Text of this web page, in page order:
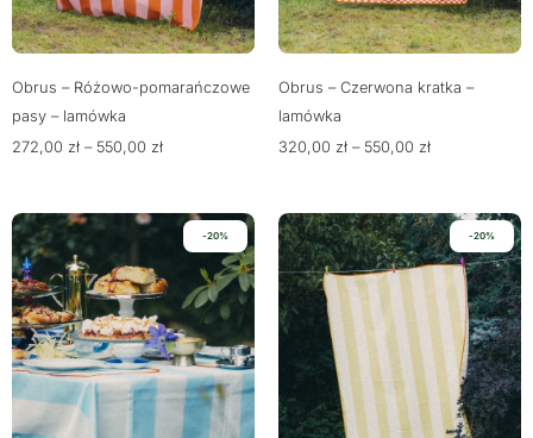
Obrus – Różowo-pomarańczowe
pasy – lamówka
272,00 zł – 550,00 zł
Obrus – Czerwona kratka –
lamówka
320,00 zł – 550,00 zł
-20% -20%